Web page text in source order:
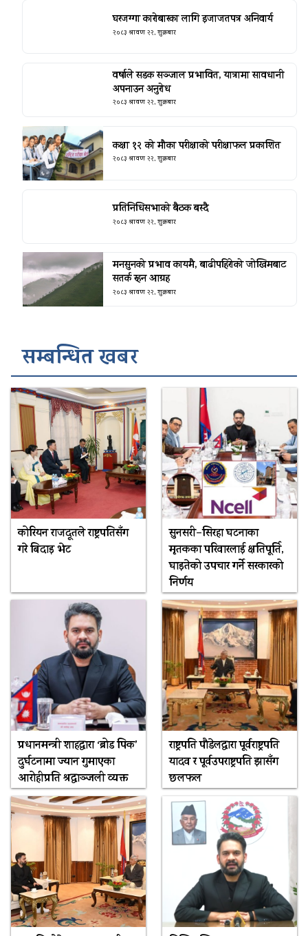
घरजग्गा कारोबारका लागि इजाजतपत्र अनिवार्य
२०८३ श्रावण २२, शुक्रबार
वर्षाले सडक सञ्जाल प्रभावित, यात्रामा सावधानी
अपनाउन अनुरोध
२०८३ श्रावण २२, शुक्रबार
कक्षा १२ को मौका परीक्षाको परीक्षाफल प्रकाशित
२०८३ श्रावण २२, शुक्रबार
प्रतिनिधिसभाको बैठक बस्दै
२०८३ श्रावण २२, शुक्रबार
मनसुनको प्रभाव कायमै, बाढीपहिरोको जोखिमबाट
सतर्क रहन आग्रह
२०८३ श्रावण २२, शुक्रबार
सम्बन्धित खबर
कोरियन राजदूतले राष्ट्रपतिसँग
गरे बिदाइ भेट
सुनसरी–सिरहा घटनाका
मृतकका परिवारलाई क्षतिपूर्ति,
घाइतेको उपचार गर्ने सरकारको
निर्णय
प्रधानमन्त्री शाहद्वारा ‘ब्रोड पिक’
दुर्घटनामा ज्यान गुमाएका
आरोहीप्रति श्रद्धाञ्जली व्यक्त
राष्ट्रपति पौडेलद्वारा पूर्वराष्ट्रपति
यादव र पूर्वउपराष्ट्रपति झासँग
छलफल